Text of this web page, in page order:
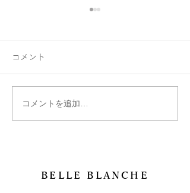
ファミリーリング B002ハ
コメント
コメントを追加…
BELLE BLANCHE